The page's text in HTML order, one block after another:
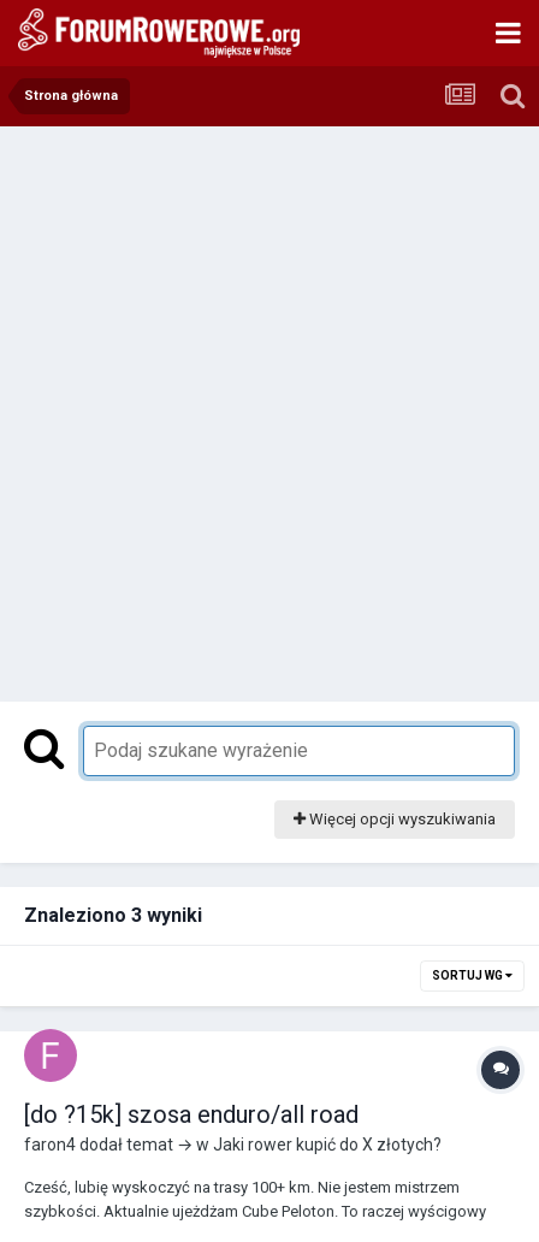
Strona główna
Więcej opcji wyszukiwania
Znaleziono 3 wyniki
SORTUJ WG
[do ?15k] szosa enduro/all road
faron4dodał temat → w Jaki rower kupić do X złotych?
Cześć, lubię wyskoczyć na trasy 100+ km. Nie jestem mistrzem
szybkości. Aktualnie ujeżdżam Cube Peloton. To raczej wyścigowy